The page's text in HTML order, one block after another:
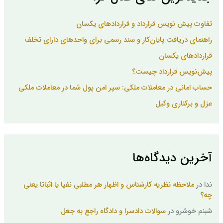
:تفاوت پیش نویس قرارداد و قراردادهای یکسان
راهنمای دریافت پایان‌کار و سند رسمی برای واحدهای دارای تخلف
قراردادهای یکسان
پیش‌نویس قرارداد چیست؟
حساب امانی در معاملات ملکی: سپر امن پول شما در معاملات ملکی
عزل و برکناری وکیل
آخرین دیدگاه‌ها
ندا درملاحظه نظریه کارشناس و اظهار هر مطلبی نفیا یا اثباتا یعنی
چه؟
شبنم خوشرو درسوالات دادسرا و دادگاه راجع به جعل